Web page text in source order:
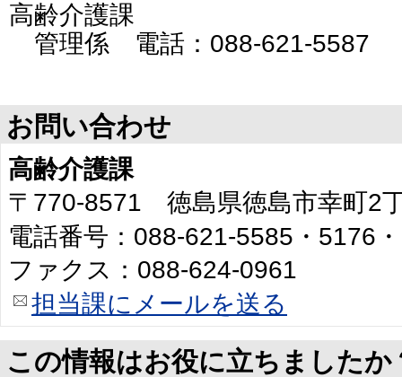
高齢介護課
管理係 電話：088-621-5587
お問い合わせ
高齢介護課
〒770-8571 徳島県徳島市幸町2
電話番号：088-621-5585・5176
ファクス：088-624-0961
担当課にメールを送る
この情報はお役に立ちましたか